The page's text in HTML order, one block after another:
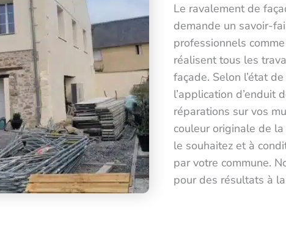
Le ravalement de
demande un savoir-
professionnels
réalisent tous les
façade. Selon l’état
l’application d’enduit
réparations sur vos
couleur originale de
le souhaitez et à
par votre commune.
pour des résultats à